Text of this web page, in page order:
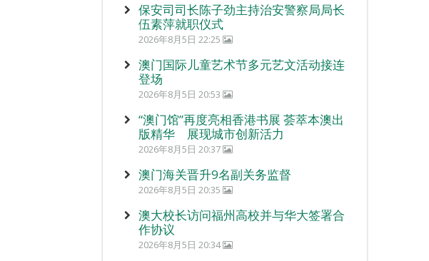
保安司司长陈子劲主持治安警察局局长
伍素萍就职仪式
2026年8月5日 22:25
澳门国际儿童艺术节多元艺文活动接连
登场
2026年8月5日 20:53
“澳门馆”再度亮相香港书展 荟萃本澳出
版精华 展现城市创新活力
2026年8月5日 20:37
澳门海关晋升9名副关务监督
2026年8月5日 20:35
澳大校长访问福州高校并与华大签署合
作协议
2026年8月5日 20:34